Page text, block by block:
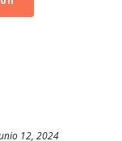
12, 2024